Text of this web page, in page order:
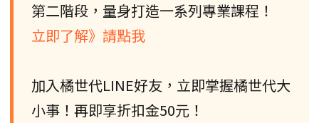
第二階段，量身打造一系列專業課程！
立即了解》請點我
加入橘世代LINE好友，立即掌握橘世代大
小事！再即享折扣金50元！